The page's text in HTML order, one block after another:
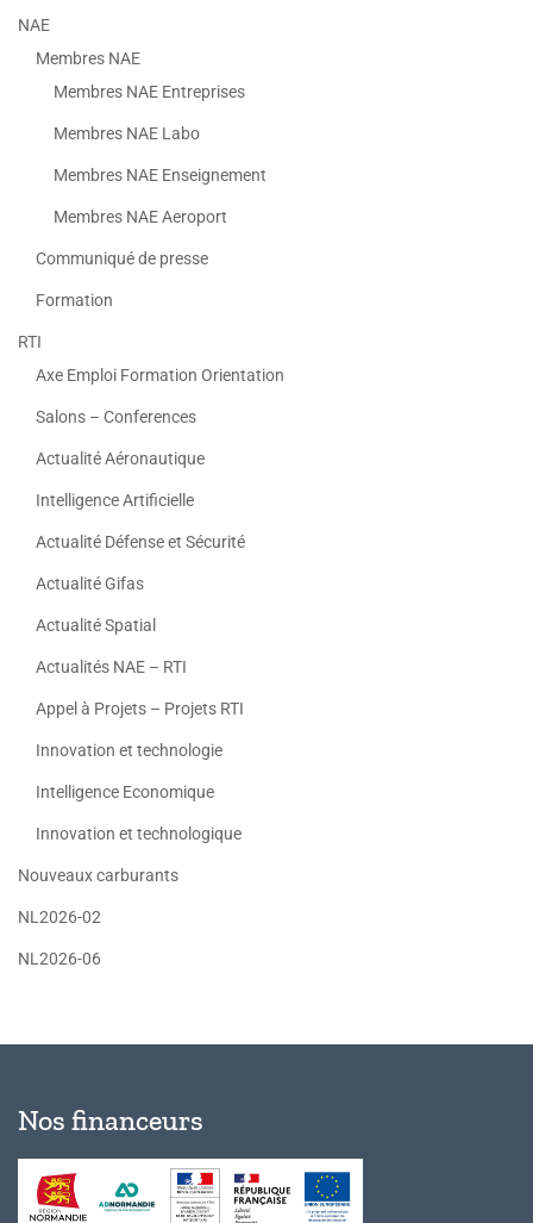
NAE
Membres NAE
Membres NAE Entreprises
Membres NAE Labo
Membres NAE Enseignement
Membres NAE Aeroport
Communiqué de presse
Formation
RTI
Axe Emploi Formation Orientation
Salons – Conferences
Actualité Aéronautique
Intelligence Artificielle
Actualité Défense et Sécurité
Actualité Gifas
Actualité Spatial
Actualités NAE – RTI
Appel à Projets – Projets RTI
Innovation et technologie
Intelligence Economique
Innovation et technologique
Nouveaux carburants
NL2026-02
NL2026-06
Nos financeurs